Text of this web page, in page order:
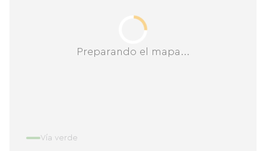
Preparando el mapa...
Vía verde